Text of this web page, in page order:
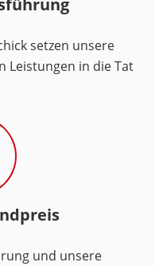
setzen unsere
Leistungen in die Tat
und unsere